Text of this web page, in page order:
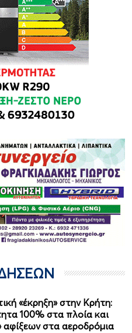
«έκρηξη» στην Κρήτη:
100% στα πλοία και
αφίξεων στα αεροδρόμια